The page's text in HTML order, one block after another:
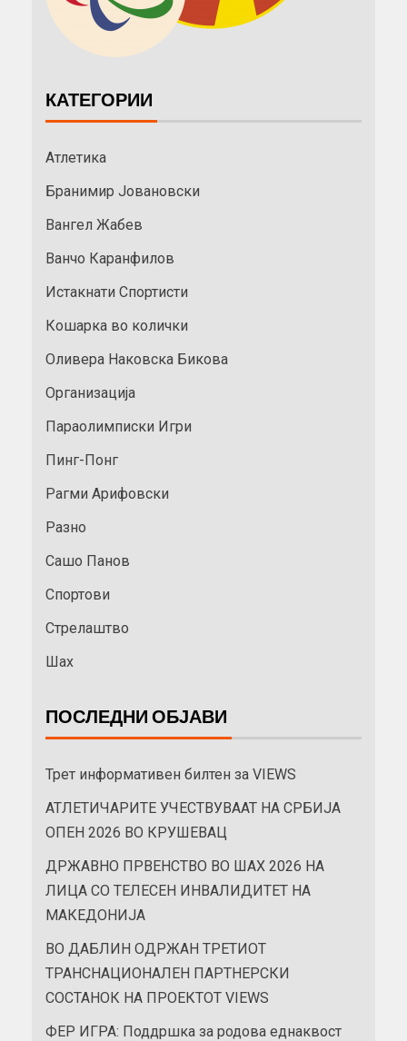
КАТЕГОРИИ
Атлетика
Бранимир Јовановски
Вангел Жабев
Ванчо Каранфилов
Истакнати Спортисти
Кошарка во колички
Оливера Наковска Бикова
Организација
Параолимписки Игри
Пинг-Понг
Рагми Арифовски
Разно
Сашо Панов
Спортови
Стрелаштво
Шах
ПОСЛЕДНИ ОБЈАВИ
Трет информативен билтен за VIEWS
АТЛЕТИЧАРИТЕ УЧЕСТВУВААТ НА СРБИЈА
ОПЕН 2026 ВО КРУШЕВАЦ
ДРЖАВНО ПРВЕНСТВО ВО ШАХ 2026 НА
ЛИЦА СО ТЕЛЕСЕН ИНВАЛИДИТЕТ НА
МАКЕДОНИЈА
ВО ДАБЛИН ОДРЖАН ТРЕТИОТ
ТРАНСНАЦИОНАЛЕН ПАРТНЕРСКИ
СОСТАНОК НА ПРОЕКТОТ VIEWS
ФЕР ИГРА: Поддршка за родова еднаквост